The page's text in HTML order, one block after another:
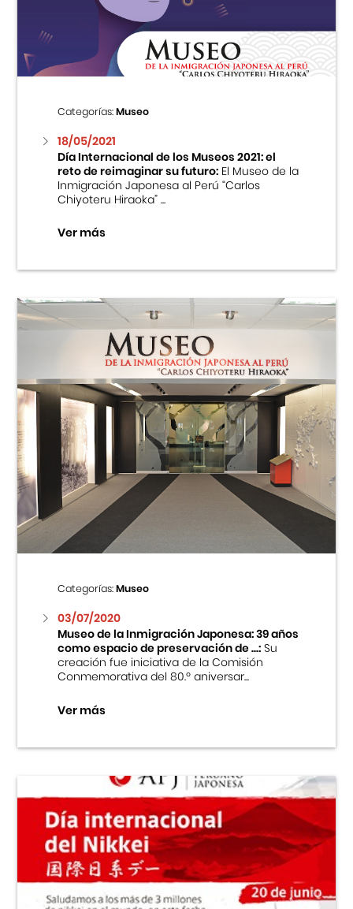
Centro Cultural Peruano Japonés
Cursos
Museo de la Inmigración Japonesa
Fondo Editorial
Teatro Peruano Japonés
Categorías:Museo
18/05/2021
Día Internacional de los Museos 2021: el
reto de reimaginar su futuro:El Museo de la
Inmigración Japonesa al Perú “Carlos
Chiyoteru Hiraoka” ...
Ver más
Categorías:Museo
03/07/2020
Museo de la Inmigración Japonesa: 39 años
como espacio de preservación de ...:Su
creación fue iniciativa de la Comisión
Conmemorativa del 80.º aniversar...
Ver más